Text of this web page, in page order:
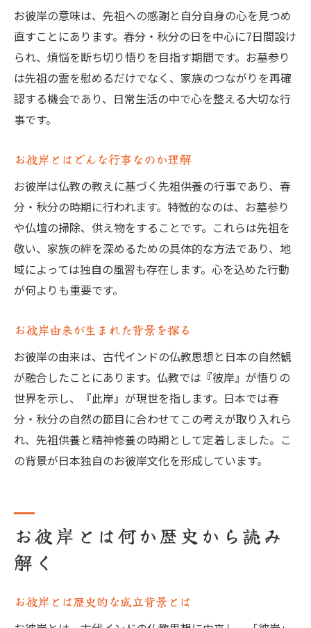
お彼岸由来とお盆の意味の違い解説
お彼岸とお盆の供養行事の違い
お彼岸とは何が異なるか知るポイント
お彼岸とお盆の歴史と文化背景解説
お墓参りのマナーとお彼岸の心得
お彼岸由来に基づく供養の心得
お彼岸に心を込めてお墓参りする方法
お彼岸とはやってはいけないこと注意
お彼岸の意味は、先祖への感謝と自分自身の心を見つめ
直すことにあります。春分・秋分の日を中心に7日間設け
られ、煩悩を断ち切り悟りを目指す期間です。お墓参り
は先祖の霊を慰めるだけでなく、家族のつながりを再確
認する機会であり、日常生活の中で心を整える大切な行
事です。
お彼岸とはどんな行事なのか理解
お彼岸は仏教の教えに基づく先祖供養の行事であり、春
分・秋分の時期に行われます。特徴的なのは、お墓参り
や仏壇の掃除、供え物をすることです。これらは先祖を
敬い、家族の絆を深めるための具体的な方法であり、地
域によっては独自の風習も存在します。心を込めた行動
が何よりも重要です。
お彼岸由来が生まれた背景を探る
お彼岸の由来は、古代インドの仏教思想と日本の自然観
が融合したことにあります。仏教では『彼岸』が悟りの
世界を示し、『此岸』が現世を指します。日本では春
分・秋分の自然の節目に合わせてこの考えが取り入れら
れ、先祖供養と精神修養の時期として定着しました。こ
の背景が日本独自のお彼岸文化を形成しています。
お彼岸とは何か歴史から読み
解く
お彼岸とは歴史的な成立背景とは